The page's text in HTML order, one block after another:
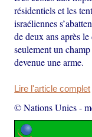
résidentiels et les
israéliennes
de deux ans après
seulement un
devenue une arme.
Lire l'article complet
© Nations Unies-